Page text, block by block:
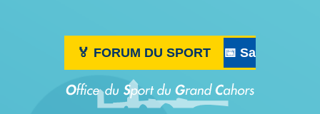
🏅 FORUM DU SPORT 📅 Samedi 29